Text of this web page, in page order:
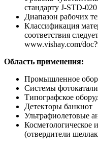
стандарту J-STD-020
Диапазон рабочих
Классификация
соответствия
www.vishay.com/
Область применения:
Промышленное
Системы
Типографское
Детекторы банкнот
Ультрафиолетовые
Косметологическое
(отвердители